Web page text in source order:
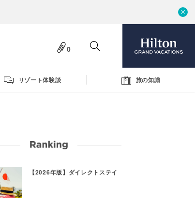
0
リゾート体験談 旅の知識
【2026年版】ダイレクトステイ